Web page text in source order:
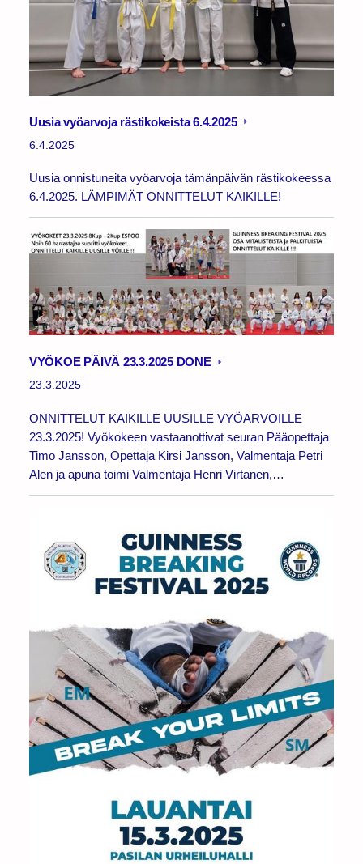
Uusia vyöarvoja rästikokeista 6.4.2025
6.4.2025
Uusia onnistuneita vyöarvoja tämänpäivän rästikokeessa
6.4.2025. LÄMPIMÄT ONNITTELUT KAIKILLE!
VYÖKOE PÄIVÄ 23.3.2025 DONE
23.3.2025
ONNITTELUT KAIKILLE UUSILLE VYÖARVOILLE
23.3.2025! Vyökokeen vastaanottivat seuran Pääopettaja
Timo Jansson, Opettaja Kirsi Jansson, Valmentaja Petri
Alen ja apuna toimi Valmentaja Henri Virtanen,…